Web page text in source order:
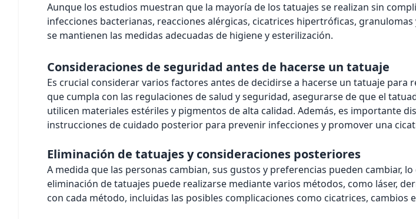
Aunque los estudios muestran que la mayoría de los tatuajes se realizan sin
infecciones bacterianas, reacciones alérgicas, cicatrices hipertróficas,
se mantienen las medidas adecuadas de higiene y esterilización.
Consideraciones de seguridad antes de hacerse un tatuaje
Es crucial considerar varios factores antes de decidirse a hacerse un tatuaje
que cumpla con las regulaciones de salud y seguridad, asegurarse de que el
utilicen materiales estériles y pigmentos de alta calidad. Además, es importante
instrucciones de cuidado posterior para prevenir infecciones y promover una
Eliminación de tatuajes y consideraciones posteriores
A medida que las personas cambian, sus gustos y preferencias pueden cambiar,
eliminación de tatuajes puede realizarse mediante varios métodos, como láser,
con cada método, incluidas las posibles complicaciones como cicatrices,